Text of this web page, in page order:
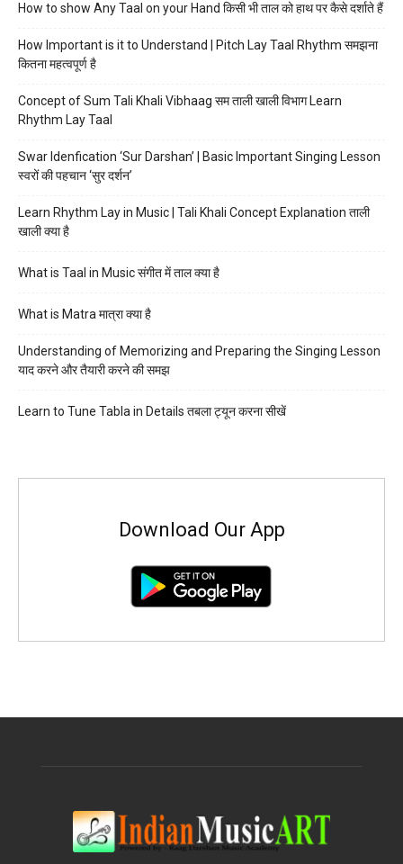
How to show Any Taal on your Hand किसी भी ताल को हाथ पर कैसे दर्शाते हैं
How Important is it to Understand | Pitch Lay Taal Rhythm समझना
कितना महत्वपूर्ण है
Concept of Sum Tali Khali Vibhaag सम ताली खाली विभाग Learn
Rhythm Lay Taal
Swar Idenfication ‘Sur Darshan’ | Basic Important Singing Lesson
स्वरों की पहचान ‘सुर दर्शन’
Learn Rhythm Lay in Music | Tali Khali Concept Explanation ताली
खाली क्या है
What is Taal in Music संगीत में ताल क्या है
What is Matra मात्रा क्या है
Understanding of Memorizing and Preparing the Singing Lesson
याद करने और तैयारी करने की समझ
Learn to Tune Tabla in Details तबला ट्यून करना सीखें
Download Our App